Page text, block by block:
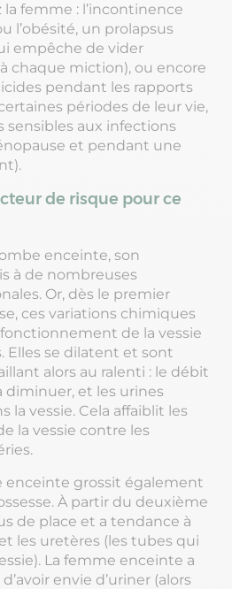
femme : l’incontinence
l’obésité, un prolapsus
empêche de vider
chaque miction), ou encore
pendant les rapports
périodes de leur vie,
sensibles aux infections
et pendant une
de risque pour ce
enceinte, son
à de nombreuses
Or, dès le premier
ces variations chimiques
de la vessie
Elles se dilatent et sont
alors au ralenti : le débit
diminuer, et les urines
la vessie. Cela affaiblit les
la vessie contre les
enceinte grossit également
À partir du deuxième
de place et a tendance à
les uretères (les tubes qui
La femme enceinte a
envie d’uriner (alors